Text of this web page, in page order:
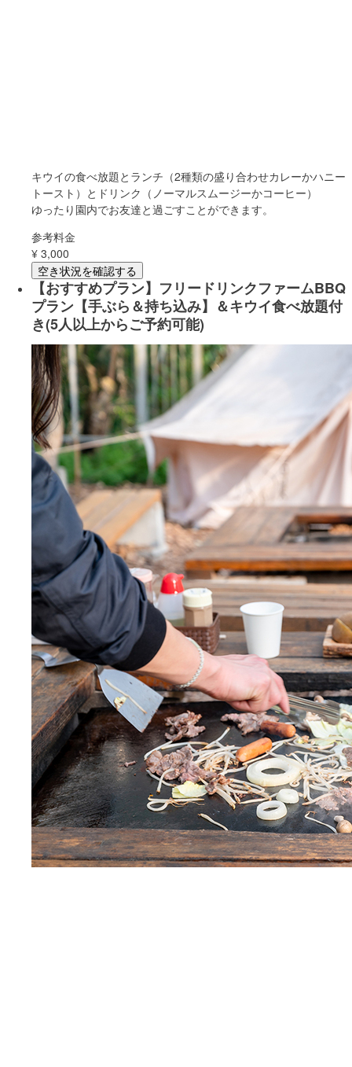
キウイの食べ放題とランチ（2種類の盛り合わせカレーかハニー
トースト）とドリンク（ノーマルスムージーかコーヒー）
ゆったり園内でお友達と過ごすことができます。
参考料金
¥ 3,000
空き状況を確認する
【おすすめプラン】フリードリンクファームBBQ
プラン【手ぶら＆持ち込み】＆キウイ食べ放題付
き(5人以上からご予約可能)